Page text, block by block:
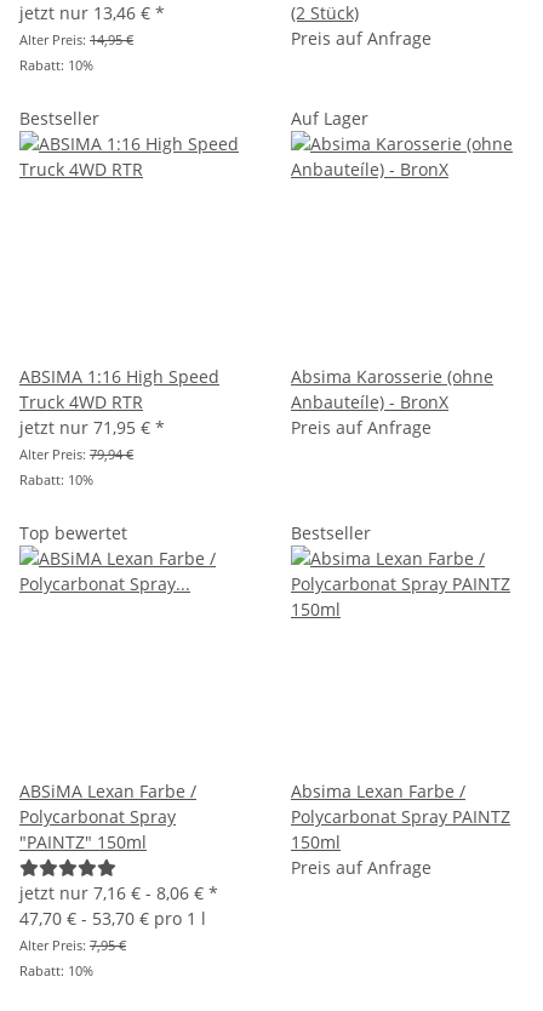
jetzt nur 13,46 € *
Alter Preis: 14,95 €
Rabatt: 10%
(2 Stück)
Preis auf Anfrage
Bestseller
ABSIMA 1:16 High Speed
Truck 4WD RTR
jetzt nur 71,95 € *
Alter Preis: 79,94 €
Rabatt: 10%
Auf Lager
Absima Karosserie (ohne
Anbauteíle) - BronX
Preis auf Anfrage
Top bewertet
ABSiMA Lexan Farbe /
Polycarbonat Spray
"PAINTZ" 150ml
jetzt nur 7,16 € - 8,06 € *
47,70 € - 53,70 € pro 1 l
Alter Preis: 7,95 €
Rabatt: 10%
Bestseller
Absima Lexan Farbe /
Polycarbonat Spray PAINTZ
150ml
Preis auf Anfrage